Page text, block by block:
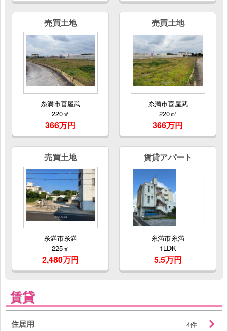
賃貸
住居用 4件
売買土地
糸満市喜屋武
220㎡
366万円
売買土地
糸満市喜屋武
220㎡
366万円
売買土地
糸満市糸満
225㎡
2,480万円
賃貸アパート
糸満市糸満
1LDK
5.5万円